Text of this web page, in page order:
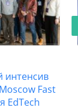
интенсив
Fast
EdTech